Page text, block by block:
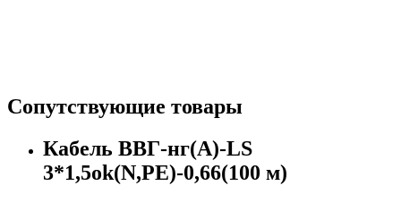
Сопутствующие товары
Кабель ВВГ-нг(А)-LS
3*1,5ok(N,PE)-0,66(100 м)